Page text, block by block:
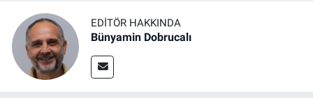
EDITÖR HAKKINDA
Bünyamin Dobrucalı